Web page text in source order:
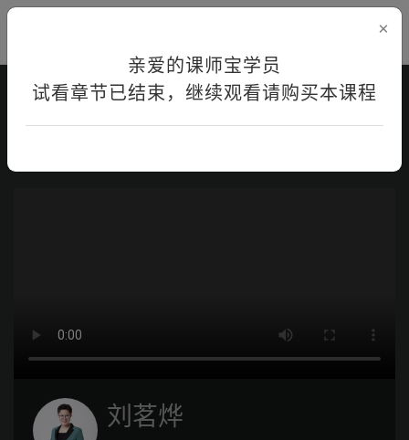
×
亲爱的课师宝学员
试看章节已结束，继续观看请购买本课程
首页 在线学习 课程详情
刘茗烨